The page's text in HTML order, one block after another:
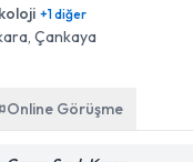
+1diğer
, Çankaya
Online Görüşme